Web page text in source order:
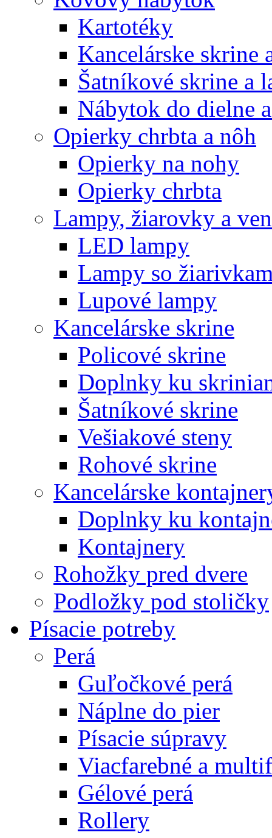
Kartotéky
Kancelárske skrine
Šatníkové skrine a
Nábytok do dielne
Opierky chrbta a nôh
Opierky na nohy
Opierky chrbta
Lampy, žiarovky a
LED lampy
Lampy so
Lupové lampy
Kancelárske skrine
Policové skrine
Doplnky ku
Šatníkové skrine
Vešiakové steny
Rohové skrine
Kancelárske
Doplnky ku
Kontajnery
Rohožky pred dvere
Podložky pod stoličky
Písacie potreby
Perá
Guľočkové perá
Náplne do pier
Písacie súpravy
Viacfarebné a
Gélové perá
Rollery